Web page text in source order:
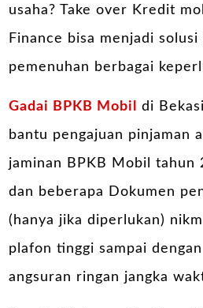
usaha? Take over Kredit
Finance bisa menjadi
pemenuhan berbagai
Gadai BPKB Mobil
di
bantu pengajuan pinjaman
jaminan BPKB Mobil tahun
dan beberapa Dokumen
(hanya jika diperlukan)
plafon tinggi sampai
angsuran ringan jangka